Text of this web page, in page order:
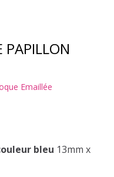
PAPILLON
Emaillée
bleu 13mm x